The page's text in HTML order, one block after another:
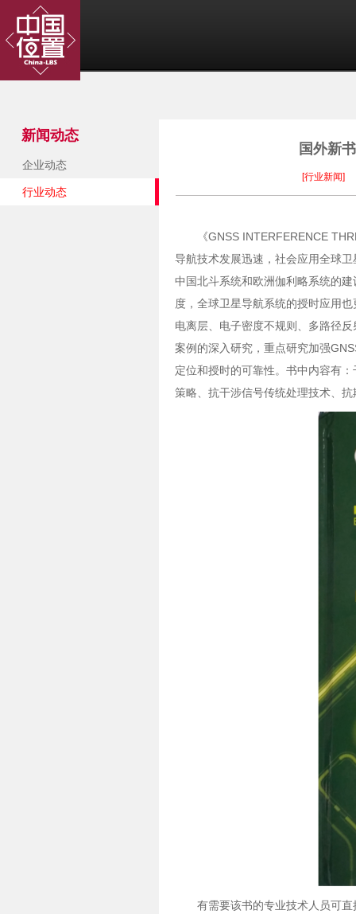
新闻动态
企业动态
行业动态
国外新
[行业新闻]
《GNSS INTERFERENCE
导航技术发展迅速，社会应用全球
中国北斗系统和欧洲伽利略系统的
度，全球卫星导航系统的授时应用
电离层、电子密度不规则、多路径
案例的深入研究，重点研究加强
定位和授时的可靠性。书中内容有
策略、抗干涉信号传统处理技术、
有需要该书的专业技术人员可